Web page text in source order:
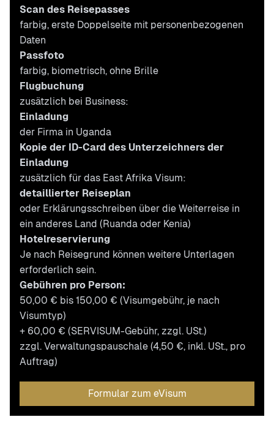
Scan des Reisepasses
farbig, erste Doppelseite mit personenbezogenen
Daten
Passfoto
farbig, biometrisch, ohne Brille
Flugbuchung
zusätzlich bei Business:
Einladung
der Firma in Uganda
Kopie der ID-Card des Unterzeichners der
Einladung
zusätzlich für das East Afrika Visum:
detaillierter Reiseplan
oder Erklärungsschreiben über die Weiterreise in
ein anderes Land (Ruanda oder Kenia)
Hotelreservierung
Je nach Reisegrund können weitere Unterlagen
erforderlich sein.
Gebühren pro Person:
50,00 € bis 150,00 € (Visumgebühr, je nach
Visumtyp)
+ 60,00 € (SERVISUM-Gebühr, zzgl. USt.)
zzgl. Verwaltungspauschale (4,50 €, inkl. USt., pro
Auftrag)
Formular zum eVisum